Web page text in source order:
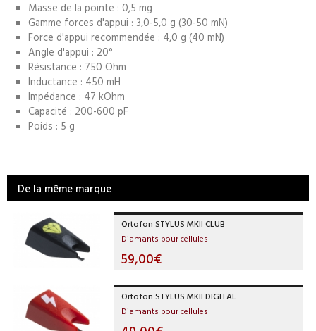
Masse de la pointe : 0,5 mg
Gamme forces d'appui : 3,0-5,0 g (30-50 mN)
Force d'appui recommendée : 4,0 g (40 mN)
Angle d'appui : 20°
Résistance : 750 Ohm
Inductance : 450 mH
Impédance : 47 kOhm
Capacité : 200-600 pF
Poids : 5 g
De la même marque
Ortofon STYLUS MKII CLUB
Diamants pour cellules
59,00€
Ortofon STYLUS MKII DIGITAL
Diamants pour cellules